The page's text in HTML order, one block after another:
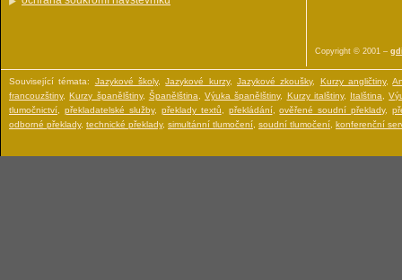
Copyright © 2001 –
Související témata: Jazykové školy,Jazykové kurzy,Jazykové zkoušky, Kurzy angličtiny,
francouzštiny,Kurzy španělštiny, Španělština Výuka španělštiny, Kurzy italštiny, Italština ,
tlumočnictví
překladatelské služby, překlady textů překládání,ověřené soudní překlady,
odborné překlady, technické překlady, simultánní tlumočení soudní tlumočení konferenční